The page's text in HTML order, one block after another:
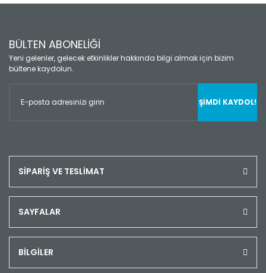
BÜLTEN ABONELİĞİ
Yeni gelenler, gelecek etkinlikler hakkında bilgi almak için bizim
bültene kaydolun.
ŞİMDİ KAYDOL!
SİPARİŞ VE TESLİMAT
SAYFALAR
BİLGİLER